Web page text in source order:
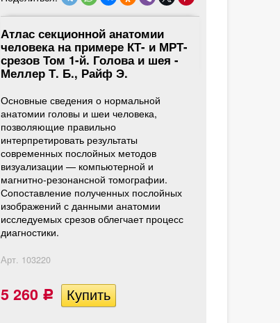
Атлас секционной анатомии
человека на примере КТ- и МРТ-
срезов Том 1-й. Голова и шея -
Меллер Т. Б., Райф Э.
Основные сведения о нормальной
анатомии головы и шеи человека,
позволяющие правильно
интерпретировать результаты
современных послойных методов
визуализации — компьютерной и
магнитно-резонансной томографии.
Сопоставление полученных послойных
изображений с данными анатомии
исследуемых срезов облегчает процесс
диагностики.
Арт. 103220
5 260 Р